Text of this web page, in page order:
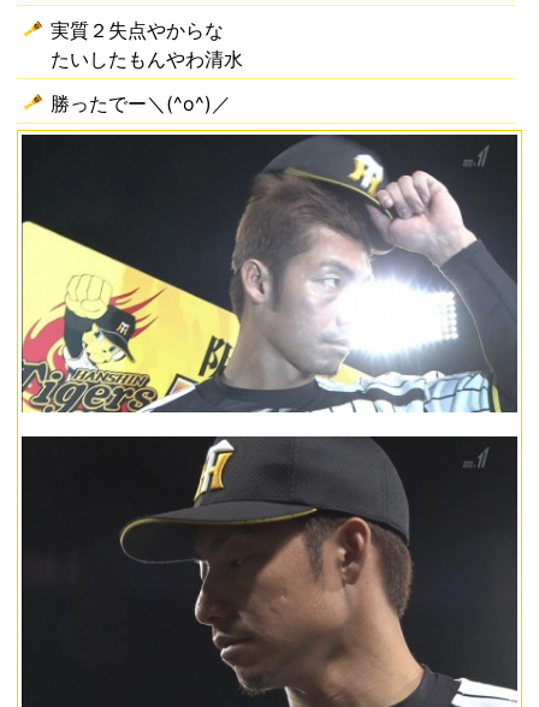
実質２失点やからな
たいしたもんやわ清水
勝ったでー＼(^o^)／